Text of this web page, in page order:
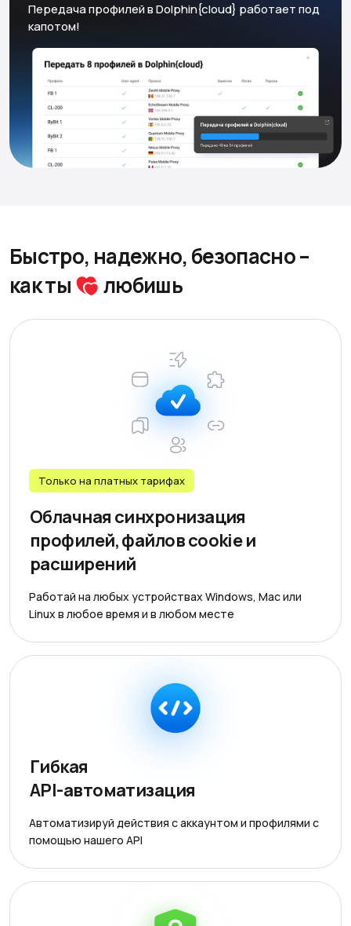
Передача профилей в Dolphin{cloud} работает под
капотом!
Быстро, надежно, безопасно–
как ты
любишь
Только на платных тарифаx
Облачная синхронизация
профилей, файлов cookie и
расширений
Работай на любых устройствах Windows, Mac или
Linux в любое время и в любом месте
Гибкая
API-автоматизация
Автоматизируй действия с аккаунтом и профилями с
помощью нашего API